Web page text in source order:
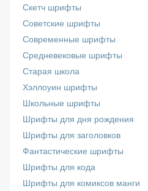
Скетч шрифты
Советские шрифты
Современные шрифты
Средневековые шрифты
Старая школа
Хэллоуин шрифты
Школьные шрифты
Шрифты для дня рождения
Шрифты для заголовков
Фантастические шрифты
Шрифты для кода
Шрифты для комиксов манги